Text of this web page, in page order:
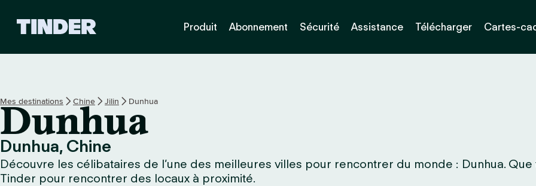
l
T
d
e
r
Produit Abonnement Sécurité Assistance Télécharger Cartes-
Mes destinations Chine Jilin Dunhua
Dunhua
Dunhua, Chine
Découvre les célibataires de l’une des meilleures villes pour rencontrer du monde : Dunhua.
Tinder pour rencontrer des locaux à proximité.